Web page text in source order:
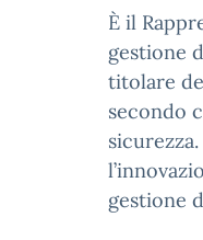
È il
gestione
titolare
secondo
gestione